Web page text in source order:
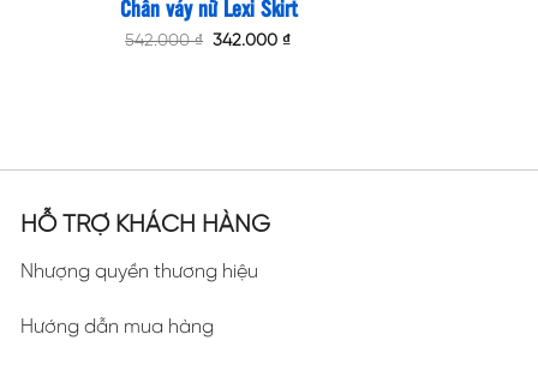
Chân váy nữ Lexi Skirt
542.000₫ Original
342.000₫Current
HỖ TRỢ KHÁCH HÀNG
Nhượng quyền thương hiệu
Hướng dẫn mua hàng